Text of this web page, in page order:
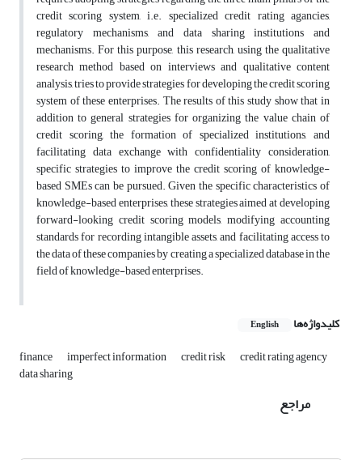
credit scoring system, i.e. specialized credit rating agancies,
regulatory mechanisms, and data sharing institutions and
mechanisms. For this purpose, this research, using the qualitative
research method based on interviews and qualitative content
analysis, tries to provide strategies for developing the credit scoring
system of these enterprises. The results of this study show that in
addition to general strategies for organizing the value chain of
credit scoring, the formation of specialized institutions, and
facilitating data exchange with confidentiality consideration,
specific strategies to improve the credit scoring of knowledge-
based SMEs can be pursued. Given the specific characteristics of
knowledge-based enterprises, these strategies aimed at developing
forward-looking credit scoring models, modifying accounting
standards for recording intangible assets, and facilitating access to
the data of these companies by creating a specialized database in the
field of knowledge-based enterprises.
کلیدواژه‌ها English
finance imperfect information credit risk credit rating agency
data sharing
مراجع